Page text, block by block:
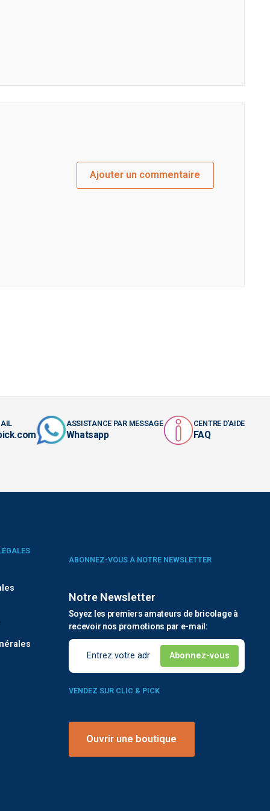
Ajouter un commentaire
ASSISTANCE PAR MESSAGE
Whatsapp
CENTRE D'AIDE
FAQ
ABONNEZ-VOUS À NOTRE NEWSLETTER
Notre Newsletter
Soyez les premiers amateurs de bricolage à
recevoir nos promotions par e-mail:
VENDEZ SUR CLIC & PICK
Ouvrir une boutique